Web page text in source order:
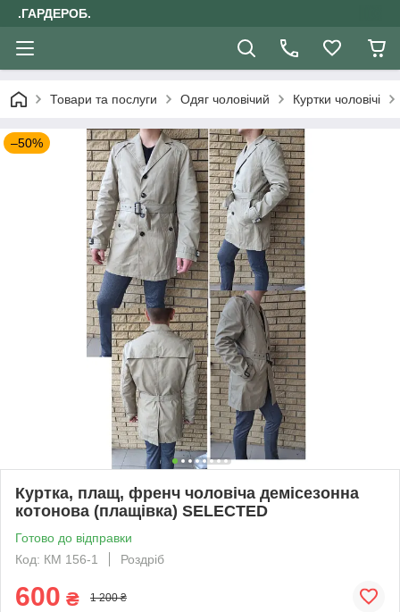
.ГАРДЕРОБ.
Товари та послуги Одяг чоловічий Куртки чоловічі
–50%
Куртка, плащ, френч чоловіча демісезонна
котонова (плащівка) SELECTED
Готово до відправки
Код: КМ 156-1
Роздріб
600 ₴ 1 200 ₴